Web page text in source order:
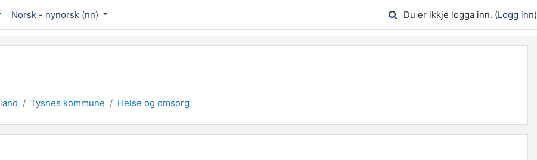
Norsk - nynorsk ‎(nn)‎ Du er ikkje logga inn. (Logg inn)
Tysnes kommune Helse og omsorg